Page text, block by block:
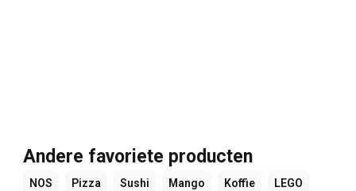
Andere favoriete producten
NOS Pizza Sushi Mango Koffie LEGO